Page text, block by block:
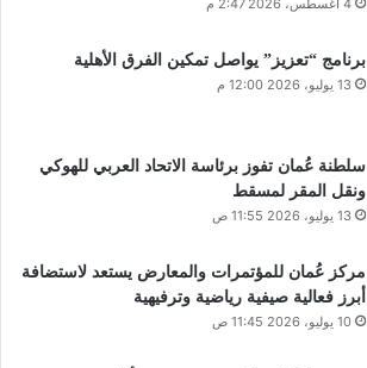
4 أغسطس، 2026 2:47 م
برنامج “تعزيز” يواصل تمكين الفرق الأهلية
13 يوليو، 2026 12:00 م
سلطنة عُمان تفوز برئاسة الاتحاد العربي للهوكي
ونقل المقر لمسقط
13 يوليو، 2026 11:55 ص
مركز عُمان للمؤتمرات والمعارض يستعد لاستضافة
أبرز فعالية صيفية رياضية وترفيهية
10 يوليو، 2026 11:45 ص